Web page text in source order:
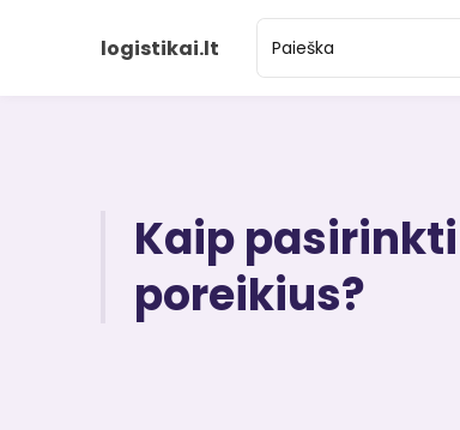
logistikai.lt
Kaip
poreikius?